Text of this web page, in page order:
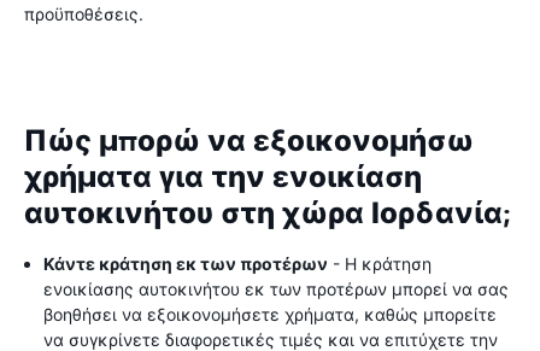
προϋποθέσεις.
Πώς μπορώ να εξοικονομήσω
χρήματα για την ενοικίαση
αυτοκινήτου στη χώρα Ιορδανία;
Κάντε κράτηση εκ των προτέρων - Η κράτηση
ενοικίασης αυτοκινήτου εκ των προτέρων μπορεί να σας
βοηθήσει να εξοικονομήσετε χρήματα, καθώς μπορείτε
να συγκρίνετε διαφορετικές τιμές και να επιτύχετε την